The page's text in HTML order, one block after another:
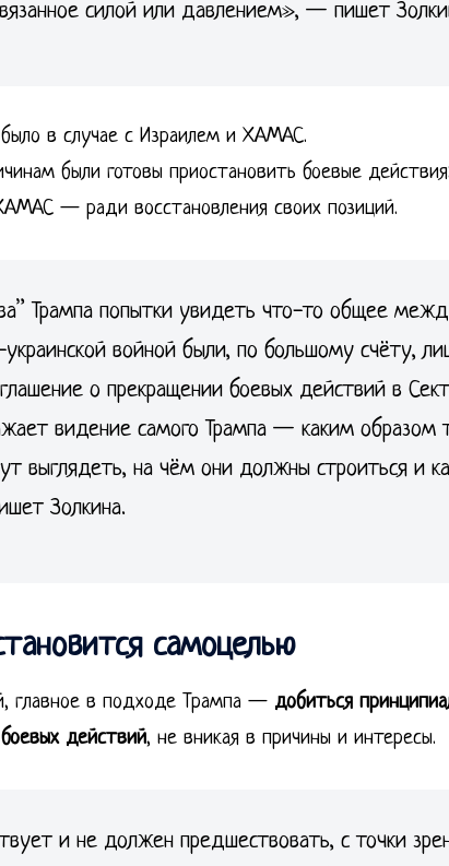
силой или давлением», — пишет
в случае с Израилем и ХАМАС.
были готовы приостановить боевые
— ради восстановления своих позиций.
Трампа попытки увидеть что-то общее
войной были, по большому счёту,
о прекращении боевых действий в
видение самого Трампа — каким образом
выглядеть, на чём они должны строиться и
Золкина.
самоцелью
главное в подходе Трампа — добиться
действий, не вникая в причины и интересы.
и не должен предшествовать, с точки